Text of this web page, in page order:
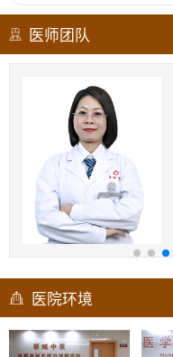
医师团队
医院环境